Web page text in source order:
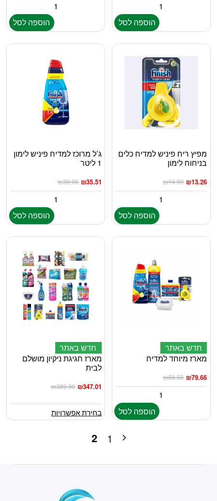
הוספה לסל הוספה לסל
מפיץ ריח פיניש למדיח כלים
בניחוח לימון
₪14.90 ₪13.26
הוספה לסל
ג’ל מרוכז למדיח פיניש לימון
1 ליטר
₪39.90 ₪35.51
הוספה לסל
חדש באתר
מארז מיוחד למדיח
₪89.50 ₪79.66
הוספה לסל
חדש באתר
מארז חגיגת ניקיון מושלם
לבית
₪389.90 ₪347.01
למוצר
זה
יש
סוגים.
ניתן
לבחור
האפשרויות
בחירת אפשרויות
1
2